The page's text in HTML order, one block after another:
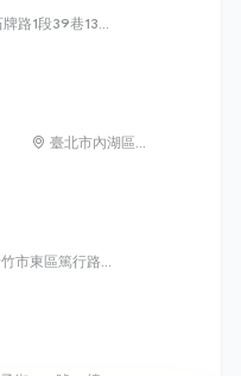
路1段39巷134
臺北市內湖區瑞
市東區篤行路6